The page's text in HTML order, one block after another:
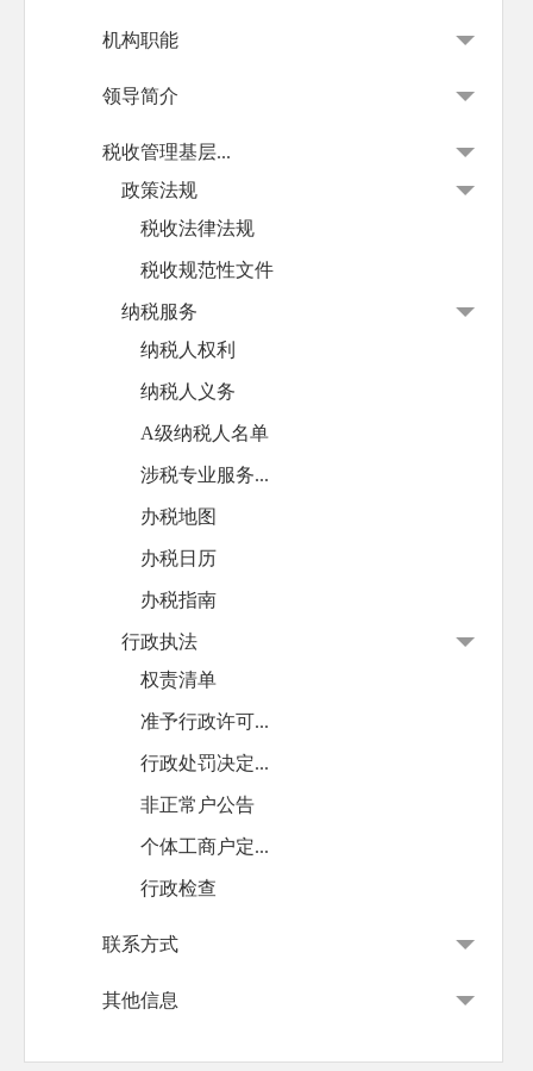
机构职能
领导简介
税收管理基层...
政策法规
税收法律法规
税收规范性文件
纳税服务
纳税人权利
纳税人义务
A级纳税人名单
涉税专业服务...
办税地图
办税日历
办税指南
行政执法
权责清单
准予行政许可...
行政处罚决定...
非正常户公告
个体工商户定...
行政检查
联系方式
其他信息